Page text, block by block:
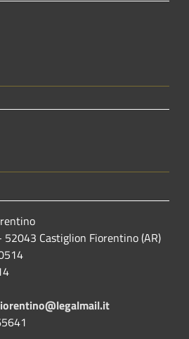
Castiglion Fiorentino (AR)